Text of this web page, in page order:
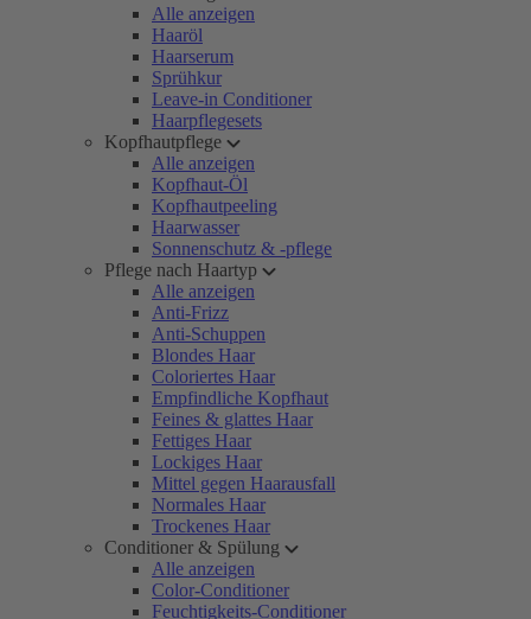
Alle anzeigen
Haaröl
Haarserum
Sprühkur
Leave-in Conditioner
Haarpflegesets
Kopfhautpflege
Alle anzeigen
Kopfhaut-Öl
Kopfhautpeeling
Haarwasser
Sonnenschutz & -pflege
Pflege nach Haartyp
Alle anzeigen
Anti-Frizz
Anti-Schuppen
Blondes Haar
Coloriertes Haar
Empfindliche Kopfhaut
Feines & glattes Haar
Fettiges Haar
Lockiges Haar
Mittel gegen Haarausfall
Normales Haar
Trockenes Haar
Conditioner & Spülung
Alle anzeigen
Color-Conditioner
Feuchtigkeits-Conditioner